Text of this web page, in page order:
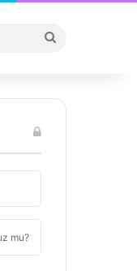
...
mu?